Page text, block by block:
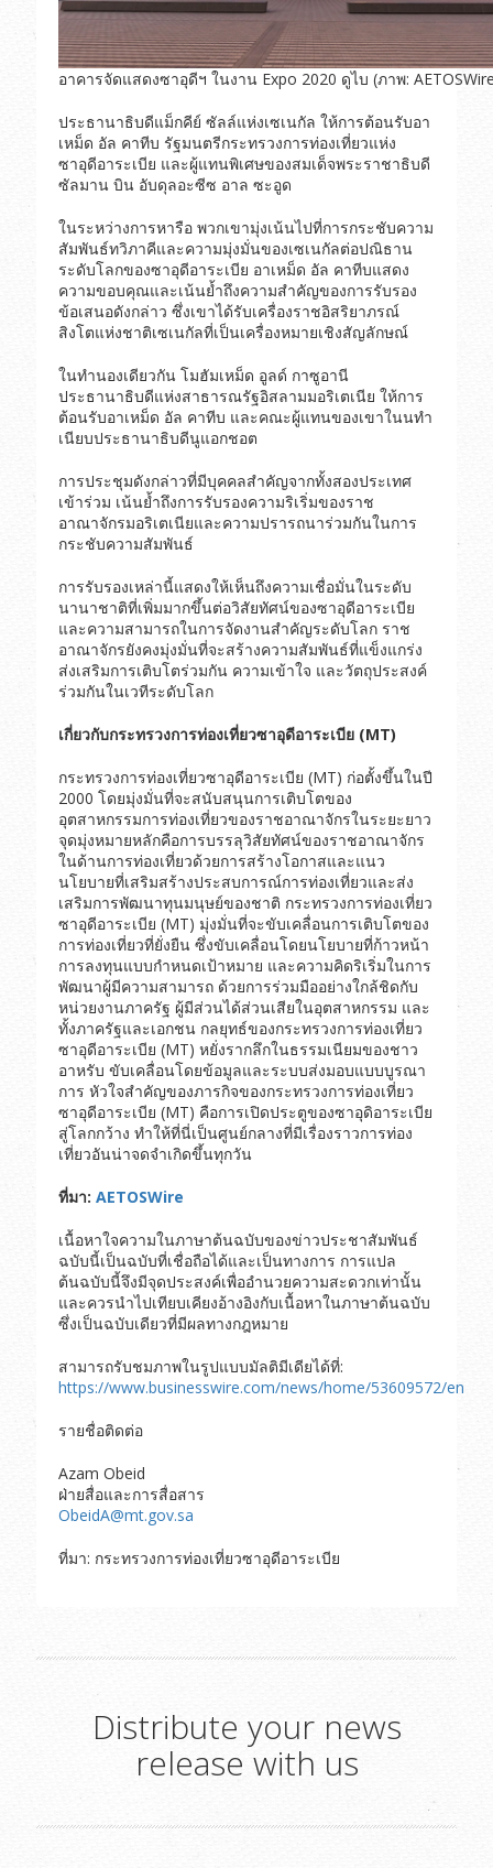
อาคารจัดแสดงซาอุดีฯ ในงาน Expo 2020 ดูไบ (ภาพ:
ประธานาธิบดีแม็กคีย์ ซัลล์แห่งเซเนกัล ให้การต้อนรับอา
เหม็ด อัล คาทีบ รัฐมนตรีกระทรวงการท่องเที่ยวแห่ง
ซาอุดีอาระเบีย และผู้แทนพิเศษของสมเด็จพระราชาธิบดี
ซัลมาน บิน อับดุลอะซีซ อาล ซะอูด
ในระหว่างการหารือ พวกเขามุ่งเน้นไปที่การกระชับความ
สัมพันธ์ทวิภาคีและความมุ่งมั่นของเซเนกัลต่อปณิธาน
ระดับโลกของซาอุดีอาระเบีย อาเหม็ด อัล คาทีบแสดง
ความขอบคุณและเน้นย้ำถึงความสำคัญของการรับรอง
ข้อเสนอดังกล่าว ซึ่งเขาได้รับเครื่องราชอิสริยาภรณ์
สิงโตแห่งชาติเซเนกัลที่เป็นเครื่องหมายเชิงสัญลักษณ์
ในทำนองเดียวกัน โมฮัมเหม็ด อูลด์ กาซูอานี
ประธานาธิบดีแห่งสาธารณรัฐอิสลามมอริเตเนีย ให้การ
ต้อนรับอาเหม็ด อัล คาทีบ และคณะผู้แทนของเขาในนทำ
เนียบประธานาธิบดีนูแอกชอต
การประชุมดังกล่าวที่มีบุคคลสำคัญจากทั้งสองประเทศ
เข้าร่วม เน้นย้ำถึงการรับรองความริเริ่มของราช
อาณาจักรมอริเตเนียและความปรารถนาร่วมกันในการ
กระชับความสัมพันธ์
การรับรองเหล่านี้แสดงให้เห็นถึงความเชื่อมั่นในระดับ
นานาชาติที่เพิ่มมากขึ้นต่อวิสัยทัศน์ของซาอุดีอาระเบีย
และความสามารถในการจัดงานสำคัญระดับโลก ราช
อาณาจักรยังคงมุ่งมั่นที่จะสร้างความสัมพันธ์ที่แข็งแกร่ง
ส่งเสริมการเติบโตร่วมกัน ความเข้าใจ และวัตถุประสงค์
ร่วมกันในเวทีระดับโลก
เกี่ยวกับกระทรวงการท่องเที่ยวซาอุดีอาระเบีย(MT)
กระทรวงการท่องเที่ยวซาอุดีอาระเบีย (MT) ก่อตั้งขึ้นในปี
2000 โดยมุ่งมั่นที่จะสนับสนุนการเติบโตของ
อุตสาหกรรมการท่องเที่ยวของราชอาณาจักรในระยะยาว
จุดมุ่งหมายหลักคือการบรรลุวิสัยทัศน์ของราชอาณาจักร
ในด้านการท่องเที่ยวด้วยการสร้างโอกาสและแนว
นโยบายที่เสริมสร้างประสบการณ์การท่องเที่ยวและส่ง
เสริมการพัฒนาทุนมนุษย์ของชาติ กระทรวงการท่องเที่ยว
ซาอุดีอาระเบีย (MT) มุ่งมั่นที่จะขับเคลื่อนการเติบโตของ
การท่องเที่ยวที่ยั่งยืน ซึ่งขับเคลื่อนโดยนโยบายที่ก้าวหน้า
การลงทุนแบบกำหนดเป้าหมาย และความคิดริเริ่มในการ
พัฒนาผู้มีความสามารถ ด้วยการร่วมมืออย่างใกล้ชิดกับ
หน่วยงานภาครัฐ ผู้มีส่วนได้ส่วนเสียในอุตสาหกรรม และ
ทั้งภาครัฐและเอกชน กลยุทธ์ของกระทรวงการท่องเที่ยว
ซาอุดีอาระเบีย (MT) หยั่งรากลึกในธรรมเนียมของชาว
อาหรับ ขับเคลื่อนโดยข้อมูลและระบบส่งมอบแบบบูรณา
การ หัวใจสำคัญของภารกิจของกระทรวงการท่องเที่ยว
ซาอุดีอาระเบีย (MT) คือการเปิดประตูของซาอุดิอาระเบีย
สู่โลกกว้าง ทำให้ที่นี่เป็นศูนย์กลางที่มีเรื่องราวการท่อง
เที่ยวอันน่าจดจำเกิดขึ้นทุกวัน
ที่มา: AETOSWire
เนื้อหาใจความในภาษาต้นฉบับของข่าวประชาสัมพันธ์
ฉบับนี้เป็นฉบับที่เชื่อถือได้และเป็นทางการ การแปล
ต้นฉบับนี้จึงมีจุดประสงค์เพื่ออำนวยความสะดวกเท่านั้น
และควรนำไปเทียบเคียงอ้างอิงกับเนื้อหาในภาษาต้นฉบับ
ซึ่งเป็นฉบับเดียวที่มีผลทางกฎหมาย
สามารถรับชมภาพในรูปแบบมัลติมีเดียได้ที่:
https://www.businesswire.com/news/home/53609572/en
รายชื่อติดต่อ
Azam Obeid
ฝ่ายสื่อและการสื่อสาร
ObeidA@mt.gov.sa
ที่มา: กระทรวงการท่องเที่ยวซาอุดีอาระเบีย
Distribute your news
release with us